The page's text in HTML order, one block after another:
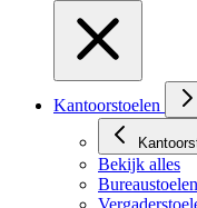
Kantoorstoelen
Bekijk alles
Bureaustoelen